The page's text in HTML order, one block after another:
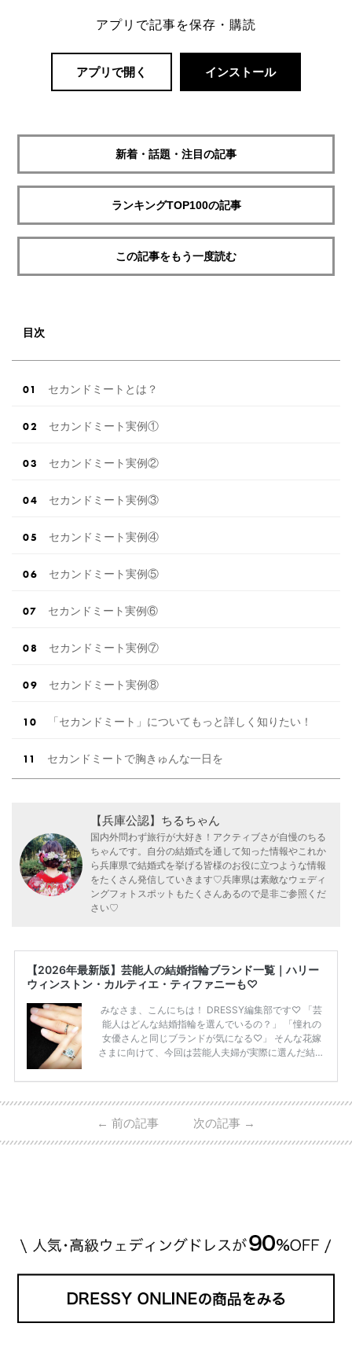
アプリで記事を保存・購読
アプリで開く インストール
新着・話題・注目の記事
ランキングTOP100の記事
この記事をもう一度読む
目次
セカンドミートとは？
セカンドミート実例①
セカンドミート実例②
セカンドミート実例③
セカンドミート実例④
セカンドミート実例⑤
セカンドミート実例⑥
セカンドミート実例⑦
セカンドミート実例⑧
「セカンドミート」についてもっと詳しく知りたい！
セカンドミートで胸きゅんな一日を
【兵庫公認】ちるちゃん
国内外問わず旅行が大好き！アクティブさが自慢のちる
ちゃんです。自分の結婚式を通して知った情報やこれか
ら兵庫県で結婚式を挙げる皆様のお役に立つような情報
をたくさん発信していきます♡兵庫県は素敵なウェディ
ングフォトスポットもたくさんあるので是非ご参照くだ
さい♡
【2026年最新版】芸能人の結婚指輪ブランド一覧｜ハリー
ウィンストン・カルティエ・ティファニーも♡
みなさま、こんにちは！ DRESSY編集部です♡ 「芸
能人はどんな結婚指輪を選んでいるの？」 「憧れの
女優さんと同じブランドが気になる♡」 そんな花嫁
さまに向けて、今回は芸能人夫婦が実際に選んだ結婚
ーウィンストンやカルティエ、ティファニーなど世界
日本で人気のブランドまで幅広くご紹介。 さらに、
・愛用している芸能人夫婦 ・リングの特徴や魅力 ・
← 前の記事 次の記事 →